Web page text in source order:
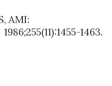
AMI:
1463.